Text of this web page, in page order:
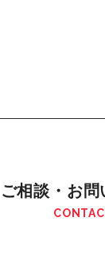
ご相談・お問